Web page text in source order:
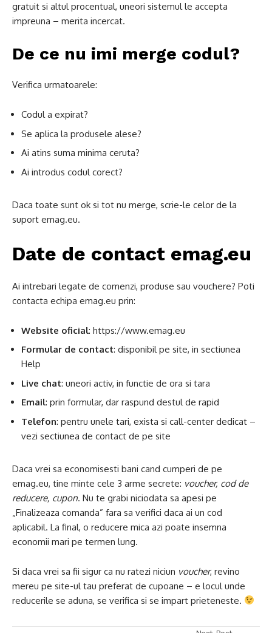
gratuit si altul procentual, uneori sistemul le accepta
impreuna – merita incercat.
De ce nu imi merge codul?
Verifica urmatoarele:
Codul a expirat?
Se aplica la produsele alese?
Ai atins suma minima ceruta?
Ai introdus codul corect?
Daca toate sunt ok si tot nu merge, scrie-le celor de la
suport emag.eu.
Date de contact emag.eu
Ai intrebari legate de comenzi, produse sau vouchere? Poti
contacta echipa emag.eu prin:
Website oficial: https://www.emag.eu
Formular de contact: disponibil pe site, in sectiunea
Help
Live chat: uneori activ, in functie de ora si tara
Email: prin formular, dar raspund destul de rapid
Telefon: pentru unele tari, exista si call-center dedicat –
vezi sectiunea de contact de pe site
Daca vrei sa economisesti bani cand cumperi de pe
emag.eu, tine minte cele 3 arme secrete: voucher, cod de
reducere, cupon. Nu te grabi niciodata sa apesi pe
„Finalizeaza comanda” fara sa verifici daca ai un cod
aplicabil. La final, o reducere mica azi poate insemna
economii mari pe termen lung.
Si daca vrei sa fii sigur ca nu ratezi niciun voucher, revino
mereu pe site-ul tau preferat de cupoane – e locul unde
reducerile se aduna, se verifica si se impart prieteneste.